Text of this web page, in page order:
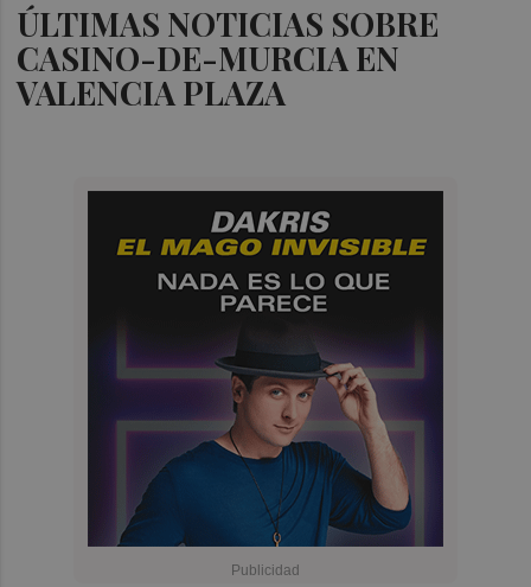
ÚLTIMAS NOTICIAS SOBRE
CASINO-DE-MURCIA EN
VALENCIA PLAZA